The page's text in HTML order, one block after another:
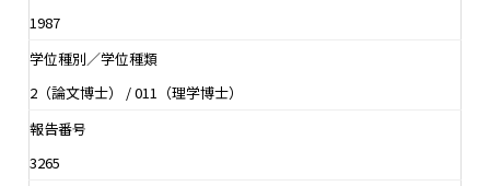
1987
学位種別／学位種類
2（論文博士） / 011（理学博士）
報告番号
3265